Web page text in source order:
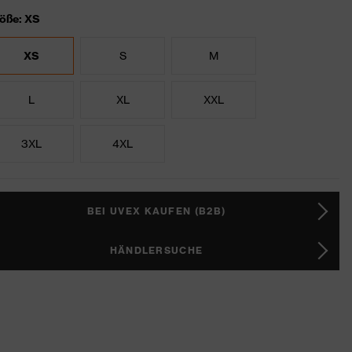
XS
XS S M
L XL XXL
3XL 4XL
BEI UVEX KAUFEN (B2B)
HÄNDLERSUCHE